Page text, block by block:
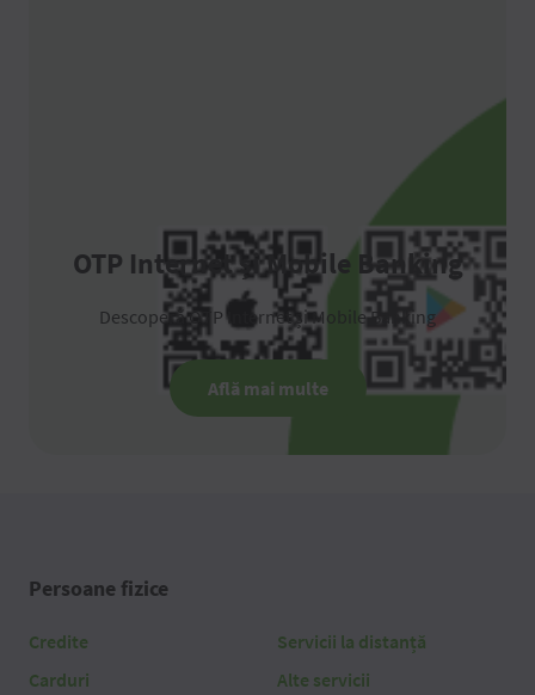
OTP Internet și Mobile Banking
Descoperă OTP Internet și Mobile Banking
Află mai multe
Persoane fizice
Credite
Carduri
Servicii la distanță
Alte servicii